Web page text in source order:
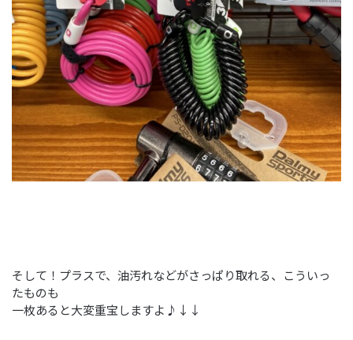
そして！プラスで、油汚れなどがさっぱり取れる、こういっ
たものも
一枚あると大変重宝しますよ♪↓↓